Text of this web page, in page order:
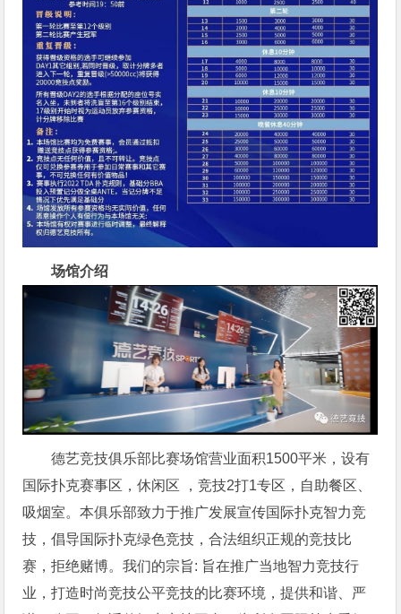
场馆介绍
德艺竞技俱乐部比赛场馆营业面积1500平米，设有
国际扑克赛事区，休闲区 ，竞技2打1专区，自助餐区、
吸烟室。本俱乐部致力于推广发展宣传国际扑克智力竞
技，倡导国际扑克绿色竞技，合法组织正规的竞技比
赛，拒绝赌博。我们的宗旨: 旨在推广当地智力竞技行
业，打造时尚竞技公平竞技的比赛环境，提供和谐、严